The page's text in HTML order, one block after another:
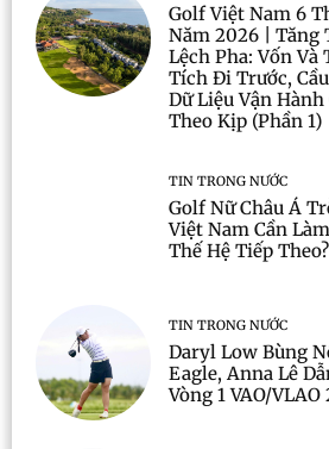
Golf Việt Nam 6
Năm 2026 | Tăng
Lệch Pha: Vốn Và
Tích Đi Trước,
Dữ Liệu Vận Hành
Theo Kịp (Phần 1)
TIN TRONG NƯỚC
Golf Nữ Châu Á
Việt Nam Cần
Thế Hệ Tiếp Theo?
TIN TRONG NƯỚC
Daryl Low Bùng
Eagle, Anna Lê
Vòng 1 VAO/VLAO